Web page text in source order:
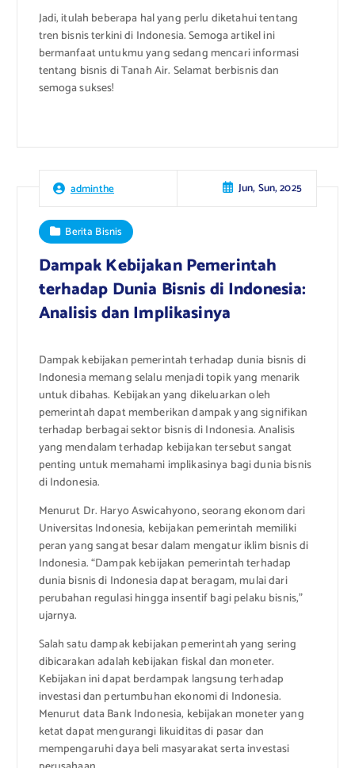
Jadi, itulah beberapa hal yang perlu diketahui tentang
tren bisnis terkini di Indonesia. Semoga artikel ini
bermanfaat untukmu yang sedang mencari informasi
tentang bisnis di Tanah Air. Selamat berbisnis dan
semoga sukses!
adminthe Jun, Sun, 2025
Berita Bisnis
Dampak Kebijakan Pemerintah
terhadap Dunia Bisnis di Indonesia:
Analisis dan Implikasinya
Dampak kebijakan pemerintah terhadap dunia bisnis di
Indonesia memang selalu menjadi topik yang menarik
untuk dibahas. Kebijakan yang dikeluarkan oleh
pemerintah dapat memberikan dampak yang signifikan
terhadap berbagai sektor bisnis di Indonesia. Analisis
yang mendalam terhadap kebijakan tersebut sangat
penting untuk memahami implikasinya bagi dunia bisnis
di Indonesia.
Menurut Dr. Haryo Aswicahyono, seorang ekonom dari
Universitas Indonesia, kebijakan pemerintah memiliki
peran yang sangat besar dalam mengatur iklim bisnis di
Indonesia. “Dampak kebijakan pemerintah terhadap
dunia bisnis di Indonesia dapat beragam, mulai dari
perubahan regulasi hingga insentif bagi pelaku bisnis,”
ujarnya.
Salah satu dampak kebijakan pemerintah yang sering
dibicarakan adalah kebijakan fiskal dan moneter.
Kebijakan ini dapat berdampak langsung terhadap
investasi dan pertumbuhan ekonomi di Indonesia.
Menurut data Bank Indonesia, kebijakan moneter yang
ketat dapat mengurangi likuiditas di pasar dan
mempengaruhi daya beli masyarakat serta investasi